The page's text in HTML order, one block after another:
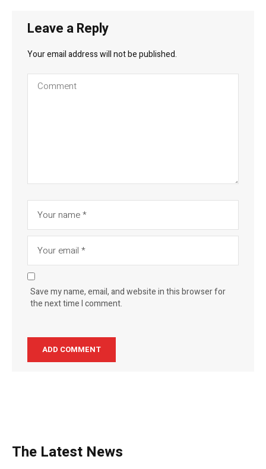
Leave a Reply
Your email address will not be published.
Save my name, email, and website in this browser for
the next time I comment.
The Latest News